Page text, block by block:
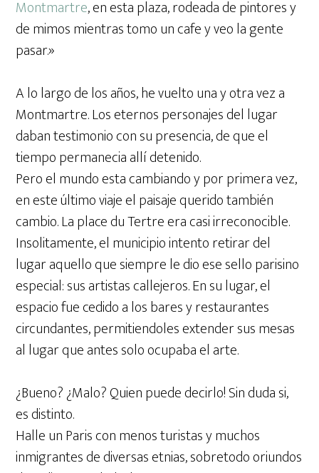
Montmartre, en esta plaza, rodeada de pintores y
de mimos mientras tomo un cafe y veo la gente
pasar.»
A lo largo de los años, he vuelto una y otra vez a
Montmartre. Los eternos personajes del lugar
daban testimonio con su presencia, de que el
tiempo permanecia allí detenido.
Pero el mundo esta cambiando y por primera vez,
en este último viaje el paisaje querido también
cambio. La place du Tertre era casi irreconocible.
Insolitamente, el municipio intento retirar del
lugar aquello que siempre le dio ese sello parisino
especial: sus artistas callejeros. En su lugar, el
espacio fue cedido a los bares y restaurantes
circundantes, permitiendoles extender sus mesas
al lugar que antes solo ocupaba el arte.
¿Bueno? ¿Malo? Quien puede decirlo! Sin duda si,
es distinto.
Halle un Paris con menos turistas y muchos
inmigrantes de diversas etnias, sobretodo oriundos